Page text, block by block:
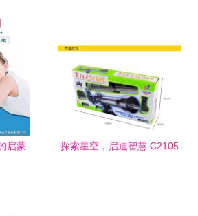
启蒙
探索星空，启迪智慧 C2105